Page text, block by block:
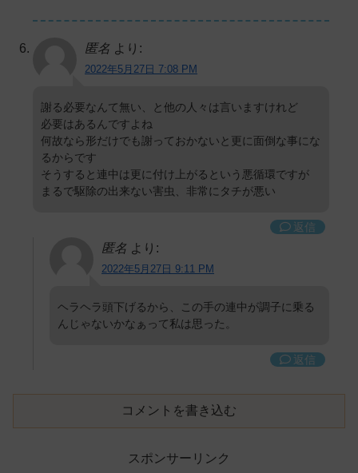
匿名 より:
2022年5月27日 7:08 PM
謝る必要なんて無い、と他の人々は言いますけれど
必要はあるんですよね
何故なら形だけでも謝っておかないと更に面倒な事にな
るからです
そうすると連中は更に付け上がるという悪循環ですが
まるで駆除の出来ない害虫、非常にタチが悪い
返信
匿名 より:
2022年5月27日 9:11 PM
ヘラヘラ頭下げるから、この手の連中が調子に乗る
んじゃないかなぁって私は思った。
返信
コメントを書き込む
スポンサーリンク